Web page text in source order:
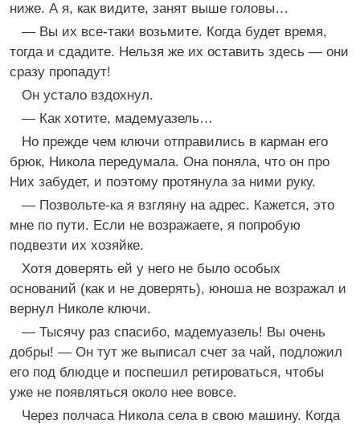
ниже. А я, как видите, занят выше головы…
— Вы их все-таки возьмите. Когда будет время,
тогда и сдадите. Нельзя же их оставить здесь — они
сразу пропадут!
Он устало вздохнул.
— Как хотите, мадемуазель…
Но прежде чем ключи отправились в карман его
брюк, Никола передумала. Она поняла, что он про
Них забудет, и поэтому протянула за ними руку.
— Позвольте-ка я взгляну на адрес. Кажется, это
мне по пути. Если не возражаете, я попробую
подвезти их хозяйке.
Хотя доверять ей у него не было особых
оснований (как и не доверять), юноша не возражал и
вернул Николе ключи.
— Тысячу раз спасибо, мадемуазель! Вы очень
добры! — Он тут же выписал счет за чай, подложил
его под блюдце и поспешил ретироваться, чтобы
уже не появляться около нее вовсе.
Через полчаса Никола села в свою машину. Когда